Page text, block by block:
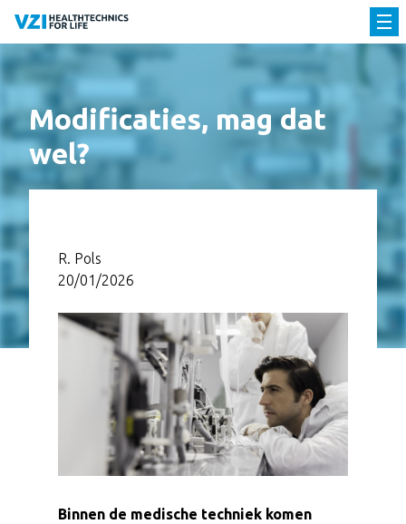
Modificaties, mag dat
wel?
R. Pols
20/01/2026
Binnen de medische techniek komen